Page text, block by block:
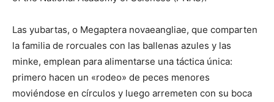
Las yubartas, o Megaptera novaeangliae, que comparten
la familia de rorcuales con las ballenas azules y las
minke, emplean para alimentarse una táctica única:
primero hacen un «rodeo» de peces menores
moviéndose en círculos y luego arremeten con su boca